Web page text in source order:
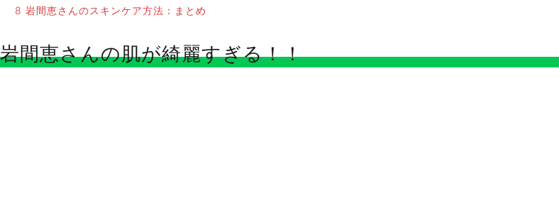
8 岩間恵さんのスキンケア方法：まとめ
岩間恵さんの肌が綺麗すぎる！！